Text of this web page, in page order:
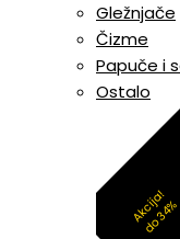
Gležnjače
Čizme
Papuče i
Ostalo
Akcija!
do 34%